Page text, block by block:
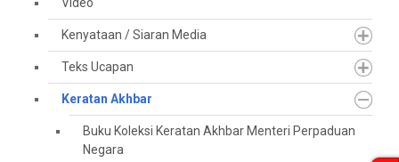
Kenyataan / Siaran Media
Teks Ucapan
Keratan Akhbar
Buku Koleksi Keratan Akhbar Menteri Perpaduan
Negara